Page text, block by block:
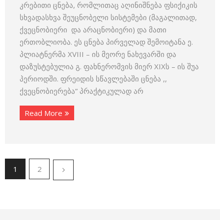
კრებითი ცნება, რომლითაც აღინიშნება ფსიქიკის
სხვადასხვა შეუცნობელი სისტემები (მაგალითად,
ქვეცნობიერი და არაცნობიერი) და მათი
ერთობლიობა. ეს ცნება პირველად შემოიტანა ე.
პლიატნერმა XVIII – ის მეორე ნახევარში და
დაზუსტებულია გ. ფახნერომვის მიერ XIXს – ის შუა
პერიოდში. ფრეიდის სწავლებაში ცნება ,,
ქვეცნობიერება” პრაქტიკულად არ
Read More
1 2